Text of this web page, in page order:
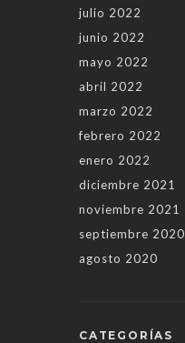
julio 2022
junio 2022
mayo 2022
abril 2022
marzo 2022
febrero 2022
enero 2022
diciembre 2021
noviembre 2021
septiembre 2020
agosto 2020
CATEGORÍAS